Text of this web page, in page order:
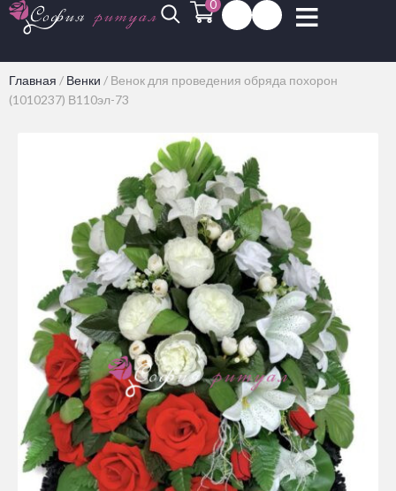
0
Главная / Венки / Венок для проведения обряда похорон
(1010237) В110эл-73